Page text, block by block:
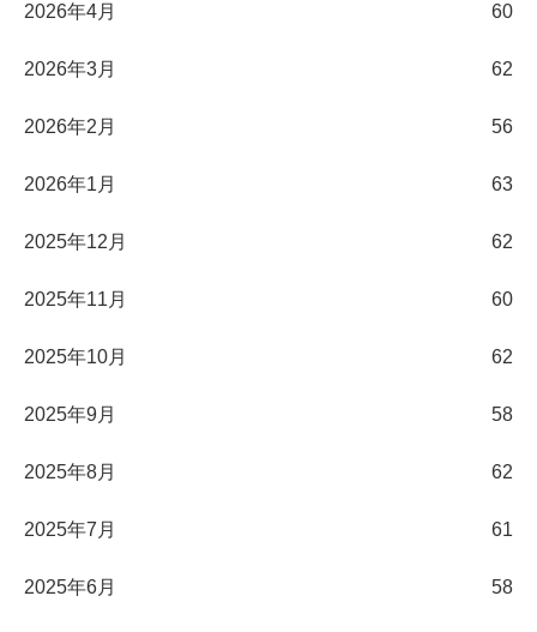
2026年4月 60
2026年3月 62
2026年2月 56
2026年1月 63
2025年12月 62
2025年11月 60
2025年10月 62
2025年9月 58
2025年8月 62
2025年7月 61
2025年6月 58